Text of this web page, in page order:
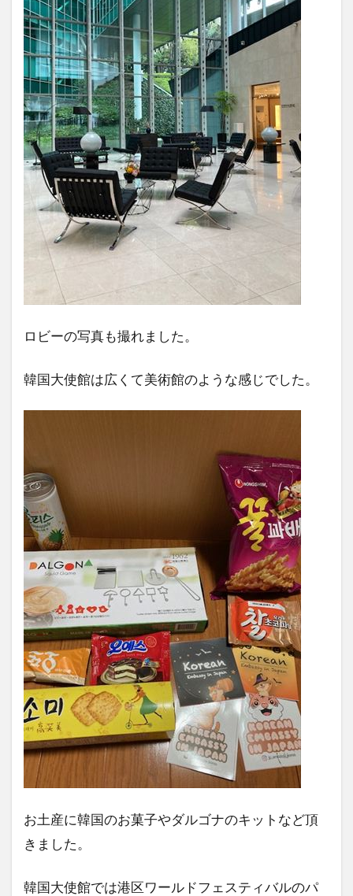
ロビーの写真も撮れました。
韓国大使館は広くて美術館のような感じでした。
お土産に韓国のお菓子やダルゴナのキットなど頂
きました。
韓国大使館では港区ワールドフェスティバルのパ